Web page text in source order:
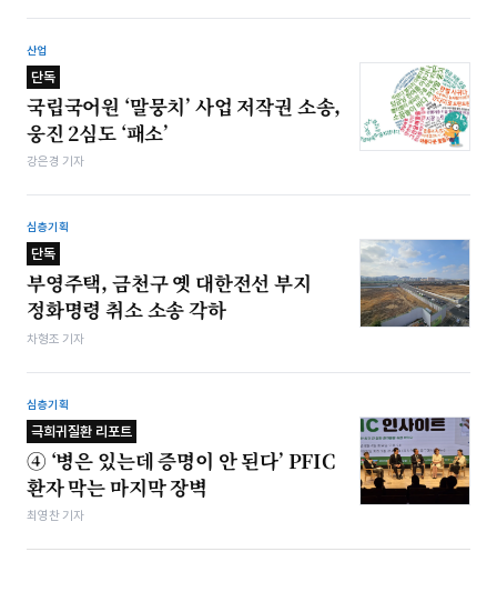
산업
단독
국립국어원 ‘말뭉치’ 사업 저작권 소송,
웅진 2심도 ‘패소’
강은경 기자
심층기획
단독
부영주택, 금천구 옛 대한전선 부지
정화명령 취소 소송 각하
차형조 기자
심층기획
극희귀질환 리포트
④ ‘병은 있는데 증명이 안 된다’ PFIC
환자 막는 마지막 장벽
최영찬 기자